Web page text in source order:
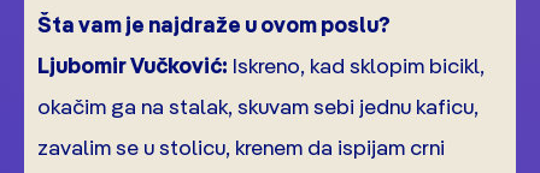
Šta vam je najdraže u ovom poslu?
Ljubomir Vučković: Iskreno, kad sklopim bicikl,
okačim ga na stalak, skuvam sebi jednu kaficu,
zavalim se u stolicu, krenem da ispijam crni